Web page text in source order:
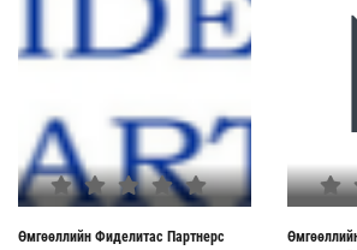
Өмгөөллийн Фиделитас Партнерс